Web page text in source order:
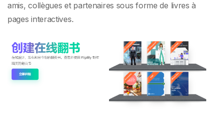
amis, collègues et partenaires sous forme de livres à
pages interactives.